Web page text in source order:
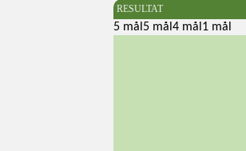
RESULTAT
5 mål5 mål4 mål1 mål